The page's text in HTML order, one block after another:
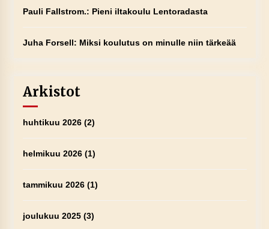
Pauli Fallstrom.: Pieni iltakoulu Lentoradasta
Juha Forsell: Miksi koulutus on minulle niin tärkeää
Arkistot
huhtikuu 2026(2)
helmikuu 2026(1)
tammikuu 2026(1)
joulukuu 2025(3)